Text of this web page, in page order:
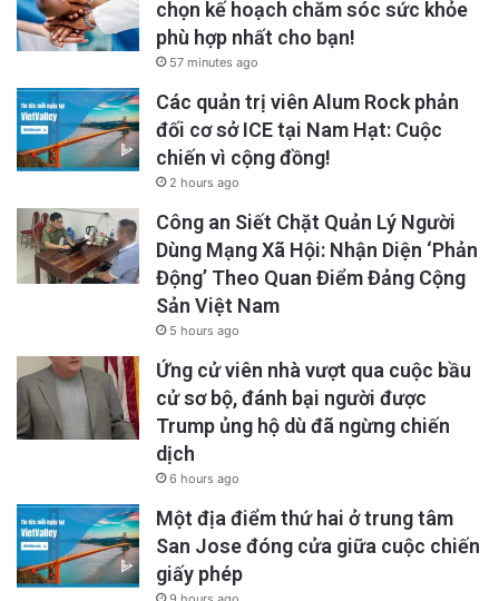
chọn kế hoạch chăm sóc sức khỏe
phù hợp nhất cho bạn!
57 minutes ago
Các quản trị viên Alum Rock phản
đối cơ sở ICE tại Nam Hạt: Cuộc
chiến vì cộng đồng!
2 hours ago
Công an Siết Chặt Quản Lý Người
Dùng Mạng Xã Hội: Nhận Diện ‘Phản
Động’ Theo Quan Điểm Đảng Cộng
Sản Việt Nam
5 hours ago
Ứng cử viên nhà vượt qua cuộc bầu
cử sơ bộ, đánh bại người được
Trump ủng hộ dù đã ngừng chiến
dịch
6 hours ago
Một địa điểm thứ hai ở trung tâm
San Jose đóng cửa giữa cuộc chiến
giấy phép